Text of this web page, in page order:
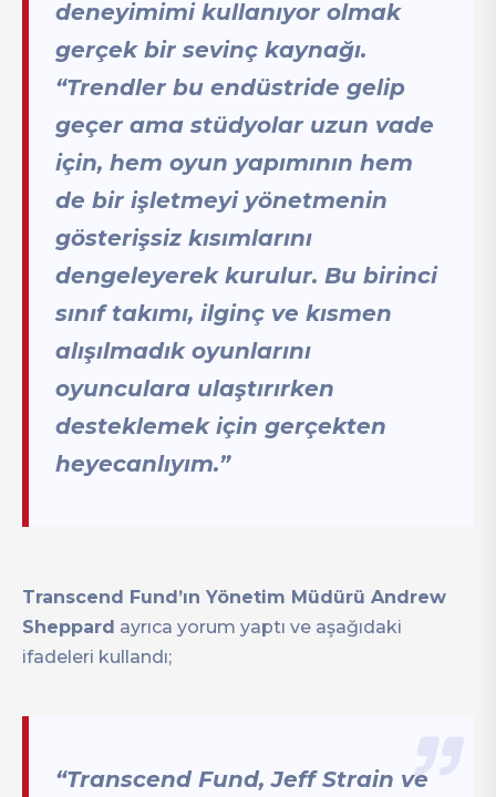
deneyimimi kullanıyor olmak
gerçek bir sevinç kaynağı.
“Trendler bu endüstride gelip
geçer ama stüdyolar uzun vade
için, hem oyun yapımının hem
de bir işletmeyi yönetmenin
gösterişsiz kısımlarını
dengeleyerek kurulur. Bu birinci
sınıf takımı, ilginç ve kısmen
alışılmadık oyunlarını
oyunculara ulaştırırken
desteklemek için gerçekten
heyecanlıyım.”
Transcend Fund’ın Yönetim Müdürü Andrew
Sheppard ayrıca yorum yaptı ve aşağıdaki
ifadeleri kullandı;
“Transcend Fund, Jeff Strain ve